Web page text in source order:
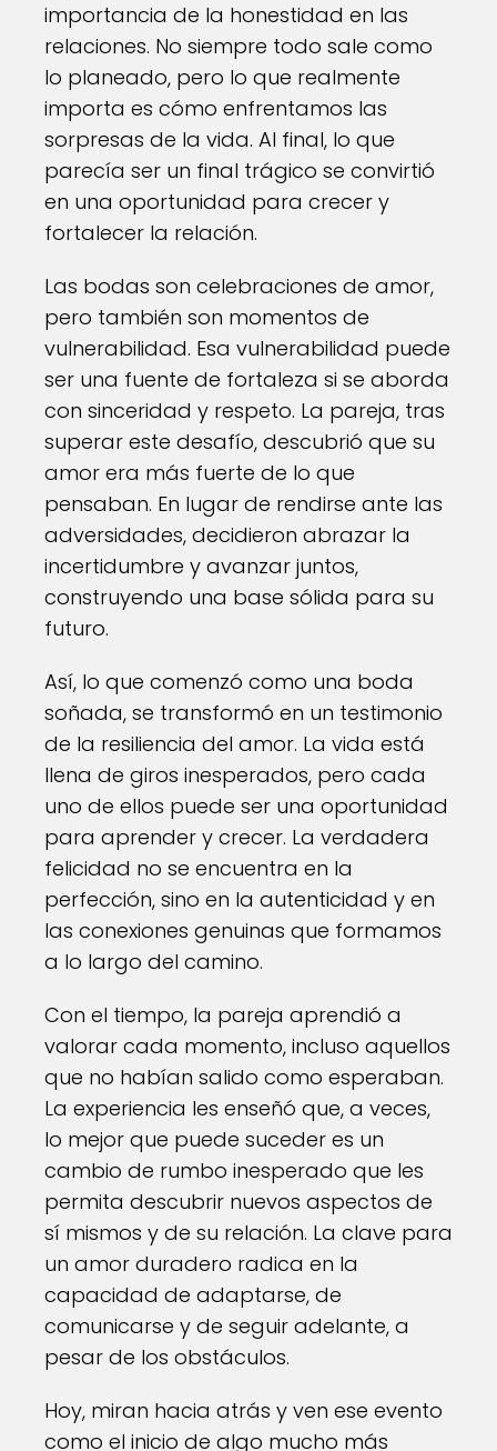
importancia de la honestidad en las
relaciones. No siempre todo sale como
lo planeado, pero lo que realmente
importa es cómo enfrentamos las
sorpresas de la vida. Al final, lo que
parecía ser un final trágico se convirtió
en una oportunidad para crecer y
fortalecer la relación.
Las bodas son celebraciones de amor,
pero también son momentos de
vulnerabilidad. Esa vulnerabilidad puede
ser una fuente de fortaleza si se aborda
con sinceridad y respeto. La pareja, tras
superar este desafío, descubrió que su
amor era más fuerte de lo que
pensaban. En lugar de rendirse ante las
adversidades, decidieron abrazar la
incertidumbre y avanzar juntos,
construyendo una base sólida para su
futuro.
Así, lo que comenzó como una boda
soñada, se transformó en un testimonio
de la resiliencia del amor. La vida está
llena de giros inesperados, pero cada
uno de ellos puede ser una oportunidad
para aprender y crecer. La verdadera
felicidad no se encuentra en la
perfección, sino en la autenticidad y en
las conexiones genuinas que formamos
a lo largo del camino.
Con el tiempo, la pareja aprendió a
valorar cada momento, incluso aquellos
que no habían salido como esperaban.
La experiencia les enseñó que, a veces,
lo mejor que puede suceder es un
cambio de rumbo inesperado que les
permita descubrir nuevos aspectos de
sí mismos y de su relación. La clave para
un amor duradero radica en la
capacidad de adaptarse, de
comunicarse y de seguir adelante, a
pesar de los obstáculos.
Hoy, miran hacia atrás y ven ese evento
como el inicio de algo mucho más